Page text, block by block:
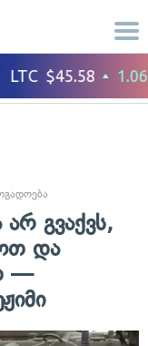
გვაქვს,
და
—